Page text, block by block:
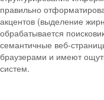
правильно
акцентов (выделение
обрабатывается
семантичные веб-
браузерами и имеют
систем.